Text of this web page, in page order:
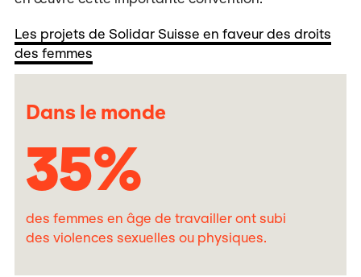
Les projets de Solidar Suisse en faveur des droits
des femmes
Dans le monde
35%
des femmes en âge de travailler ont subi
des violences sexuelles ou physiques.